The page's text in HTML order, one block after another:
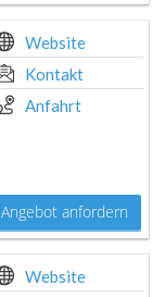
Website
Kontakt
Anfahrt
Angebot anfordern
Website